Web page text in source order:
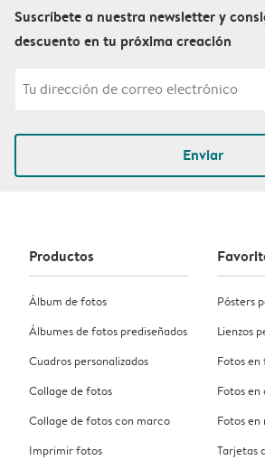
Suscríbete a nuestra newsletter y
descuento en tu próxima creación
Enviar
Productos
Álbum de fotos
Álbumes de fotos prediseñados
Cuadros personalizados
Collage de fotos
Collage de fotos con marco
Imprimir fotos
Pósters
Lienzos
Fotos
Fotos
Fotos
Tarjetas